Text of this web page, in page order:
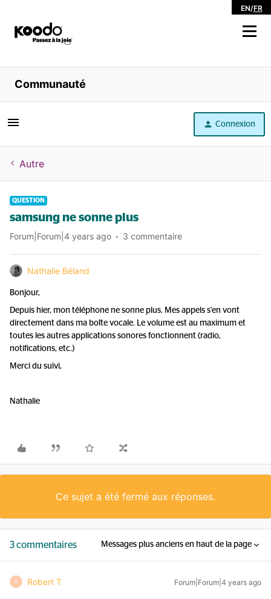
EN/FR
Magasiner
Libre service
Aide
Communauté
Connexion
Autre
QUESTION
samsung ne sonne plus
Forum|Forum|4 years ago 3 commentaire
Nathalie Béland
Bonjour,
Depuis hier, mon téléphone ne sonne plus. Mes appels s'en vont
directement dans ma boîte vocale. Le volume est au maximum et
toutes les autres applications sonores fonctionnent (radio,
notifications, etc.)
Merci du suivi,
Nathalie
Ce sujet a été fermé aux réponses.
3 commentaires Messages plus anciens en haut de la page
R Robert T Forum|Forum|4 years ago